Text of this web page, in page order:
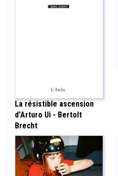
La résistible ascension
d’Arturo Ui - Bertolt
Brecht